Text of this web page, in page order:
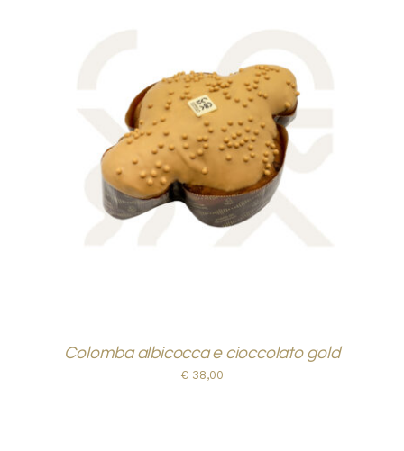
AGGIUNGI AL CARRELLO
/
DETTAGLI
Colomba albicocca e cioccolato gold
€ 38,00